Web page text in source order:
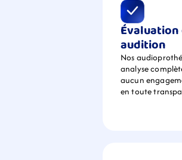
audition
Nos
analyse
aucun
en toute